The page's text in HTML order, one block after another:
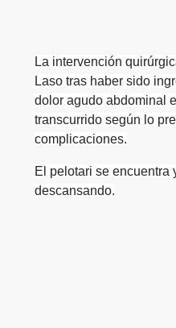
La intervención
Laso tras haber sido
dolor agudo abdominal
transcurrido según lo
complicaciones.
El pelotari se encuentra
descansando.